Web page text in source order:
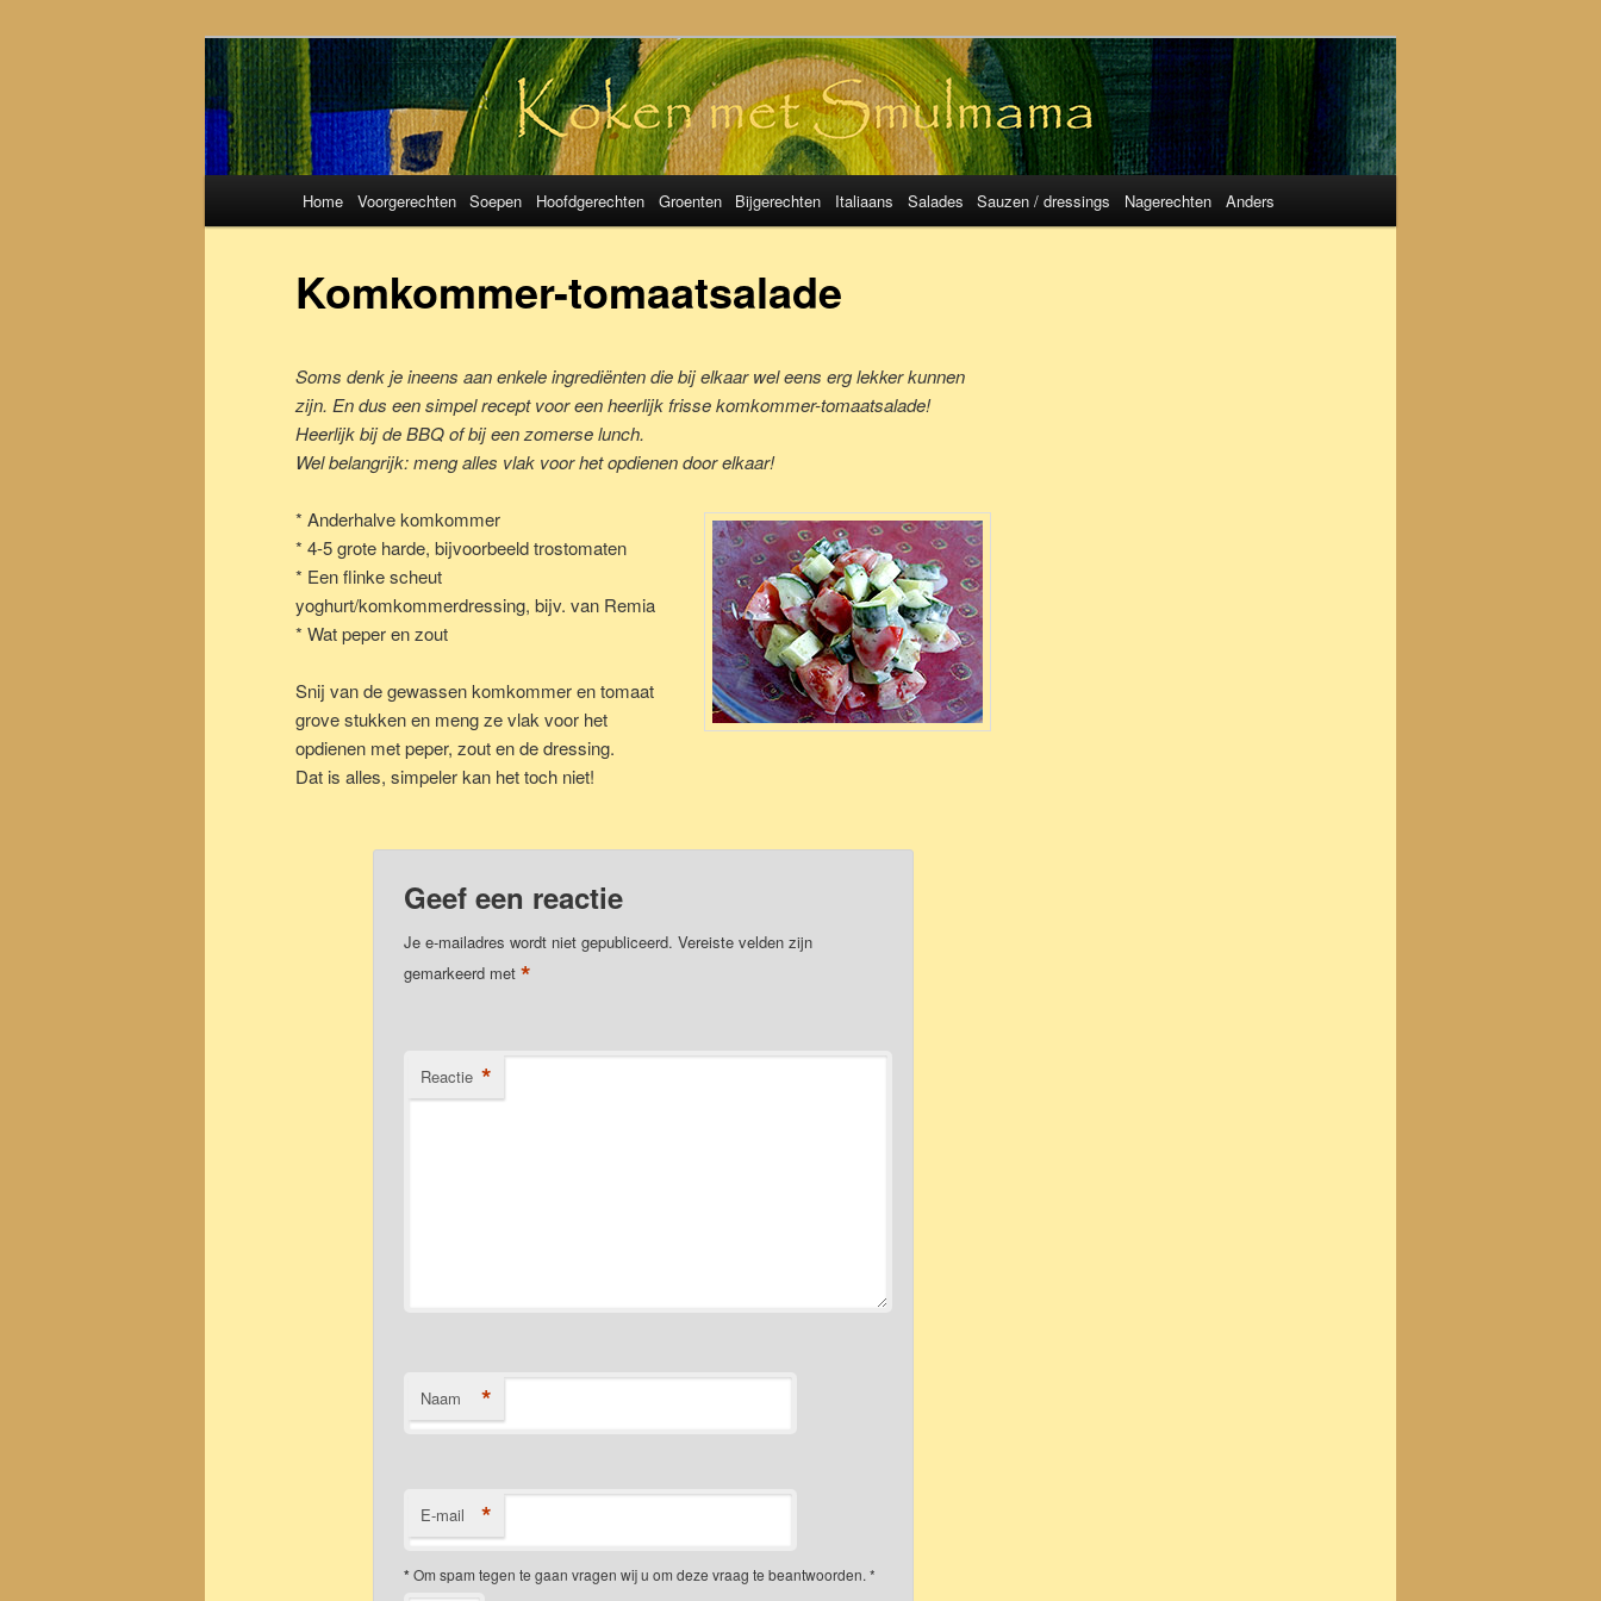
Koken met SmulMama
Spring
primaire
inhoud
Spring
secundaire
inhoud
Home Voorgerechten Soepen Hoofdgerechten Groenten Bijgerechten Italiaans Salades Sauzen / dressings Nagerechten Anders
Komkommer-tomaatsalade
Soms denk je ineens aan enkele ingrediënten die bij elkaar wel eens erg lekker kunnen
zijn. En dus een simpel recept voor een heerlijk frisse komkommer-tomaatsalade!
Heerlijk bij de BBQ of bij een zomerse lunch.
Wel belangrijk: meng alles vlak voor het opdienen door elkaar!
* Anderhalve komkommer
* 4-5 grote harde, bijvoorbeeld trostomaten
* Een flinke scheut
yoghurt/komkommerdressing, bijv. van Remia
* Wat peper en zout
Snij van de gewassen komkommer en tomaat
grove stukken en meng ze vlak voor het
opdienen met peper, zout en de dressing.
Dat is alles, simpeler kan het toch niet!
Geef een reactie
Je e-mailadres wordt niet gepubliceerd. Vereiste velden zijn
gemarkeerd met *
Reactie *
Naam *
E-mail *
*Om spam tegen te gaan vragen wij u om deze vraag te beantwoorden.*